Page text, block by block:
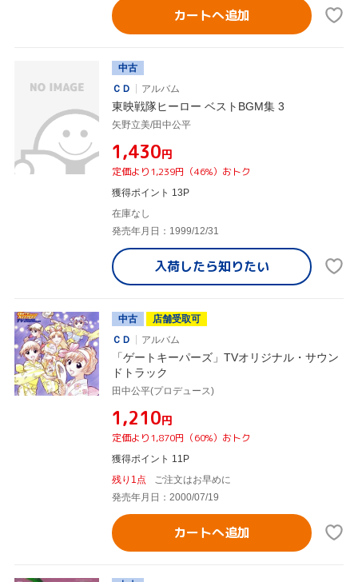
カートへ追加
中古
ＣＤ
アルバム
東映戦隊ヒーロー ベストBGM集 3
矢野立美/田中公平
¥1,430円
定価より1,239円（46%）おトク
獲得ポイント 13P
在庫なし
発売年月日：1999/12/31
入荷したら知りたい
中古
店舗受取可
ＣＤ
アルバム
「ゲートキーパーズ」TVオリジナル・サウン
ドトラック
田中公平(プロデュース)
¥1,210円
定価より1,870円（60%）おトク
獲得ポイント 11P
残り1点
ご注文はお早めに
発売年月日：2000/07/19
カートへ追加